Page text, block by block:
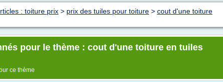
: toiture prix > prix des tuiles pour toiture > cout d'une toiture
pour le thème : cout d'une toiture en tuiles
ce thème